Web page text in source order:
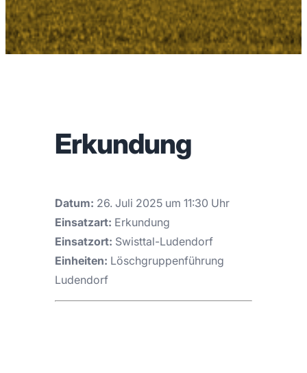
Erkundung
Datum: 26. Juli 2025 um 11:30 Uhr
Einsatzart: Erkundung
Einsatzort: Swisttal-Ludendorf
Einheiten: Löschgruppenführung
Ludendorf